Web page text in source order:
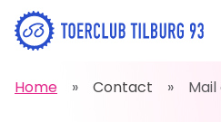
Over ons
Inloggen
Home Contact Mail